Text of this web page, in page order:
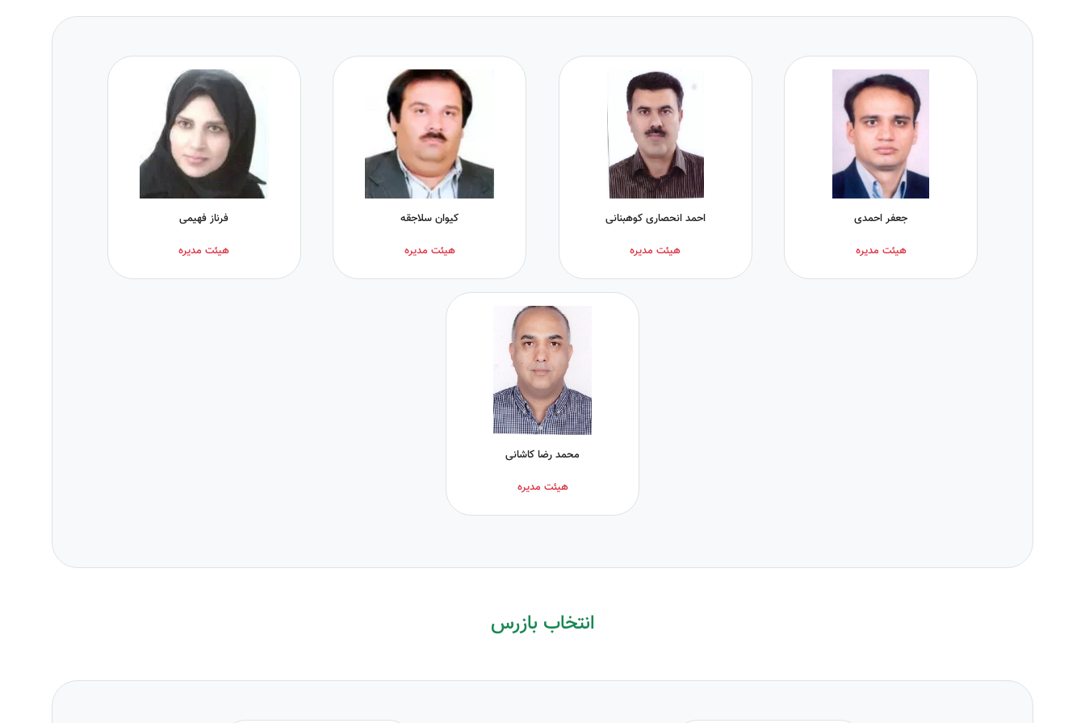
جعفر احمدی
هیئت مدیره
احمد انحصاری کوهبنانی
هیئت مدیره
كيوان سلاجقه
هیئت مدیره
فرناز فهیمی
هیئت مدیره
محمد رضا کاشانی
هیئت مدیره
انتخاب بازرس